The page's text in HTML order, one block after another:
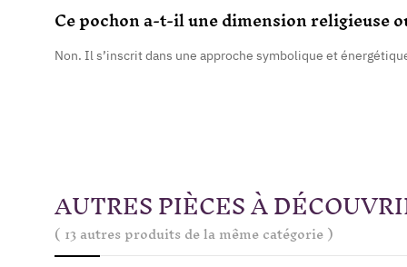
Ce pochon a-t-il une dimension religieuse
Non. Il s’inscrit dans une approche symbolique et
AUTRES PIÈCES À
( 13 autres produits de la même catégorie )